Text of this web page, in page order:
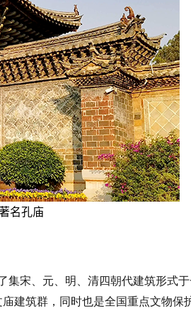
集宋、元、明、清四朝代建筑形式
建筑群，同时也是全国重点文物保